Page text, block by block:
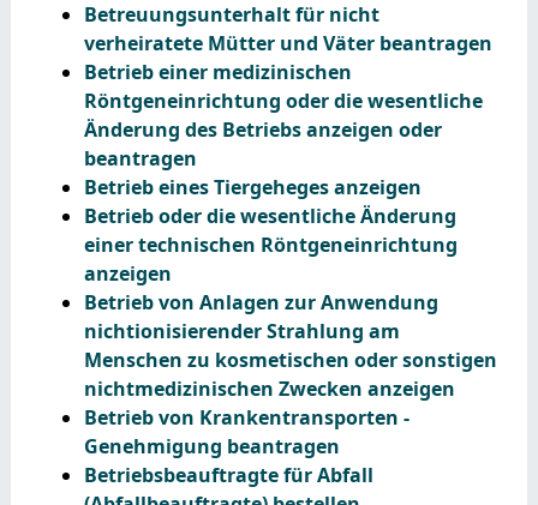
Betreuungsunterhalt für nicht
verheiratete Mütter und Väter beantragen
Betrieb einer medizinischen
Röntgeneinrichtung oder die wesentliche
Änderung des Betriebs anzeigen oder
beantragen
Betrieb eines Tiergeheges anzeigen
Betrieb oder die wesentliche Änderung
einer technischen Röntgeneinrichtung
anzeigen
Betrieb von Anlagen zur Anwendung
nichtionisierender Strahlung am
Menschen zu kosmetischen oder sonstigen
nichtmedizinischen Zwecken anzeigen
Betrieb von Krankentransporten -
Genehmigung beantragen
Betriebsbeauftragte für Abfall